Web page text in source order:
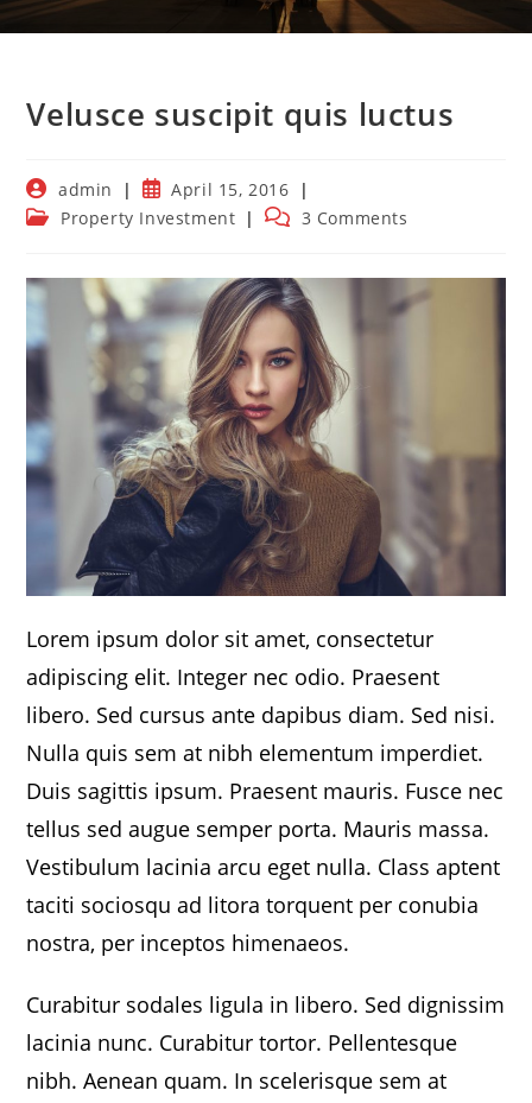
Lorem ipsum dolor sit amet, consectetur
Sed cursus ante dapibus diam. Sed nisi.…
Velusce suscipit quis luctus
Post
author:
admin
Post
published:
April 15, 2016
Post Property Investment
Post 3 Comments
Lorem ipsum dolor sit amet, consectetur
adipiscing elit. Integer nec odio. Praesent
libero. Sed cursus ante dapibus diam. Sed nisi.
Nulla quis sem at nibh elementum imperdiet.
Duis sagittis ipsum. Praesent mauris. Fusce nec
tellus sed augue semper porta. Mauris massa.
Vestibulum lacinia arcu eget nulla. Class aptent
taciti sociosqu ad litora torquent per conubia
nostra, per inceptos himenaeos.
Curabitur sodales ligula in libero. Sed dignissim
lacinia nunc. Curabitur tortor. Pellentesque
nibh. Aenean quam. In scelerisque sem at